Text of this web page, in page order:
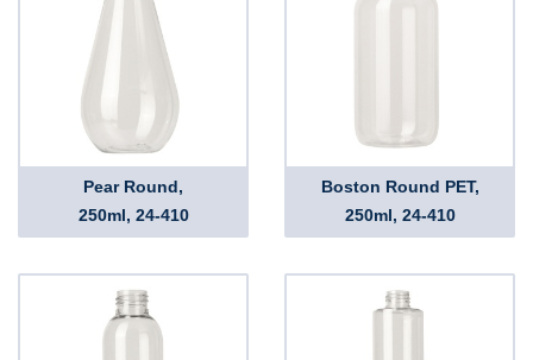
Pear Round,
250ml, 24-410
Boston Round PET,
250ml, 24-410